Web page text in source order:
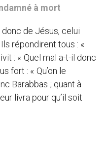
à mort
de Jésus, celui
répondirent tous : «
: « Quel mal a-t-il donc
fort : « Qu’on le
Barabbas ; quant à
livra pour qu’il soit